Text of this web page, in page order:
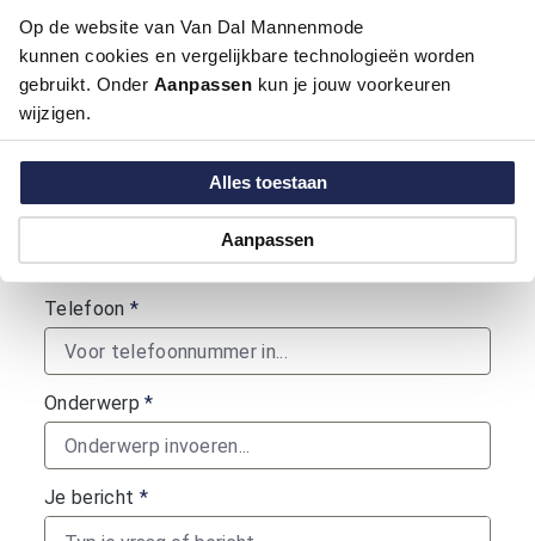
Op de website van Van Dal Mannenmode
kunnen cookies en vergelijkbare technologieën worden
gebruikt. Onder Aanpassen kun je jouw voorkeuren
wijzigen.
Alles toestaan
Aanpassen
Achternaam
Je e-mailadres*
Telefoon *
Onderwerp*
Je bericht *